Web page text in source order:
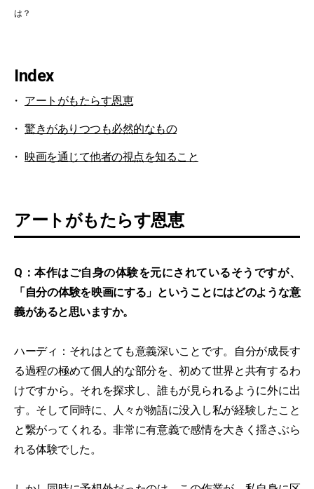
は？
Index
アートがもたらす恩恵
驚きがありつつも必然的なもの
映画を通じて他者の視点を知ること
アートがもたらす恩恵
Q：本作はご自身の体験を元にされているそうですが、
「自分の体験を映画にする」ということにはどのような意
義があると思いますか。
ハーディ：それはとても意義深いことです。自分が成長す
る過程の極めて個人的な部分を、初めて世界と共有するわ
けですから。それを探求し、誰もが見られるように外に出
す。そして同時に、人々が物語に没入し私が経験したこと
と繋がってくれる。非常に有意義で感情を大きく揺さぶら
れる体験でした。